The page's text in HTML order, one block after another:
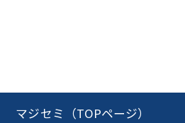
マジセミ（TOPページ）